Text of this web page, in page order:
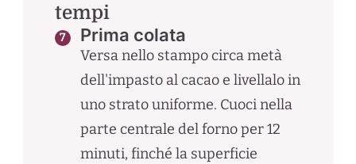
tempi
Prima colata
Versa nello stampo circa metà
dell'impasto al cacao e livellalo in
uno strato uniforme. Cuoci nella
parte centrale del forno per 12
minuti, finché la superficie